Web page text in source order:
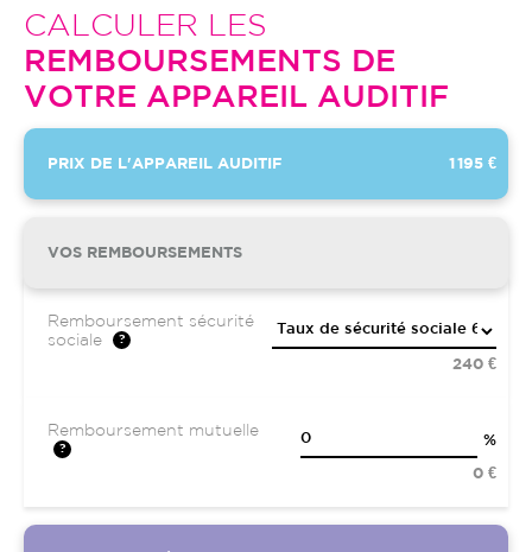
CALCULER LES
REMBOURSEMENTS DE
VOTRE APPAREIL AUDITIF
PRIX DE L'APPAREIL AUDITIF 1 195 €
VOS REMBOURSEMENTS
Remboursement sécurité
sociale
240 €
Remboursement mutuelle
%
0 €